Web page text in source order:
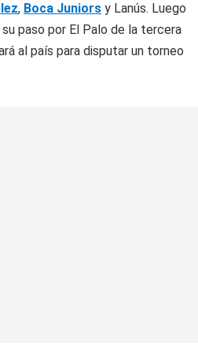
, Boca Juniors y Lanús. Luego
paso por El Palo de la tercera
al país para disputar un torneo